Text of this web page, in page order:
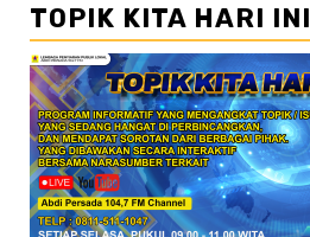
TOPIK KITA HARI INI